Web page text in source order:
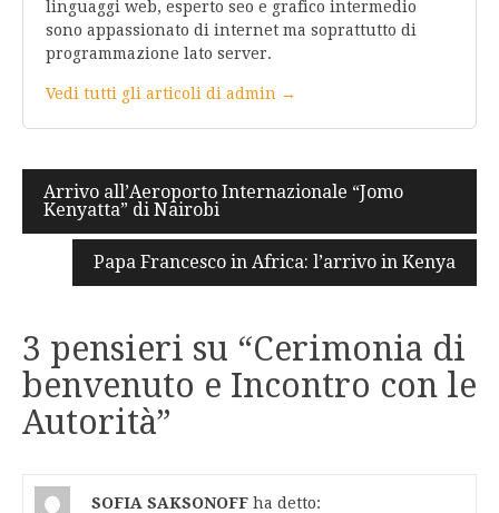
linguaggi web, esperto seo e grafico intermedio
sono appassionato di internet ma soprattutto di
programmazione lato server.
Vedi tutti gli articoli di admin →
Navigazione
articoli
Arrivo all’Aeroporto Internazionale “Jomo
Kenyatta” di Nairobi
Papa Francesco in Africa: l’arrivo in Kenya
3 pensieri su “Cerimonia di
benvenuto e Incontro con le
Autorità”
SOFIA SAKSONOFF ha detto: